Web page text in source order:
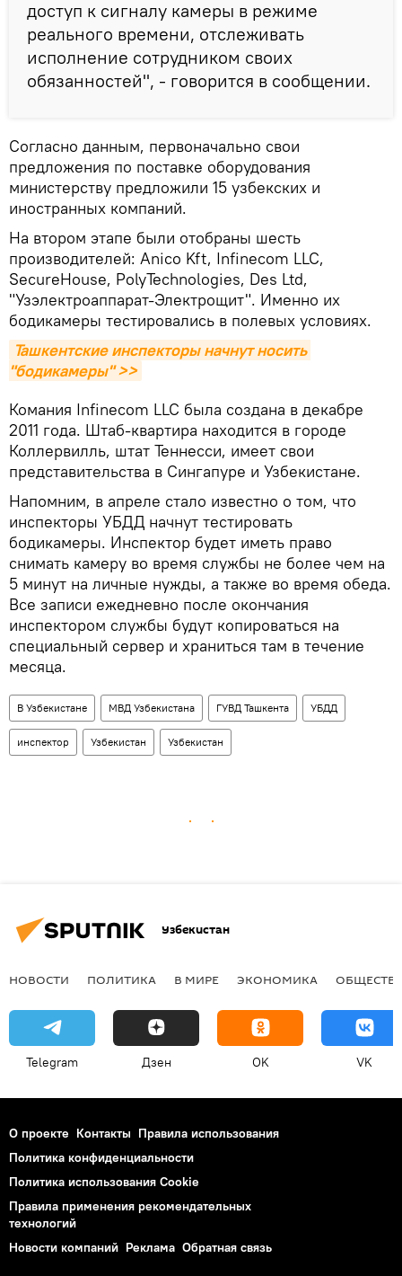
доступ к сигналу камеры в режиме
реального времени, отслеживать
исполнение сотрудником своих
обязанностей", - говорится в сообщении.
Согласно данным, первоначально свои
предложения по поставке оборудования
министерству предложили 15 узбекских и
иностранных компаний.
На втором этапе были отобраны шесть
производителей: Anico Kft, Infinecom LLC,
SecureHouse, PolyTechnologies, Des Ltd,
"Узэлектроаппарат-Электрощит". Именно их
бодикамеры тестировались в полевых условиях.
Ташкентские инспекторы начнут носить
"бодикамеры" >>
Комания Infinecom LLC была создана в декабре
2011 года. Штаб-квартира находится в городе
Коллервилль, штат Теннесси, имеет свои
представительства в Сингапуре и Узбекистане.
Напомним, в апреле стало известно о том, что
инспекторы УБДД начнут тестировать
бодикамеры. Инспектор будет иметь право
снимать камеру во время службы не более чем на
5 минут на личные нужды, а также во время обеда.
Все записи ежедневно после окончания
инспектором службы будут копироваться на
специальный сервер и храниться там в течение
месяца.
В Узбекистане МВД Узбекистана ГУВД Ташкента УБДД
инспектор Узбекистан Узбекистан
Узбекистан
НОВОСТИ ПОЛИТИКА В МИРЕ ЭКОНОМИКА
Telegram Дзен OK VK
О проекте Контакты Правила использования
Политика конфиденциальности
Политика использования Cookie
Правила применения рекомендательных
технологий
Новости компаний Реклама Обратная связь